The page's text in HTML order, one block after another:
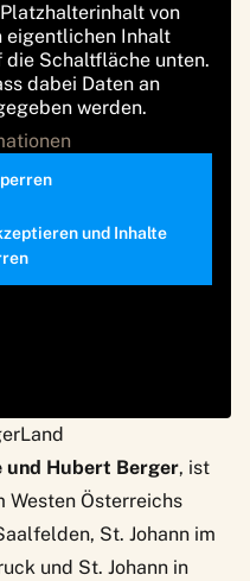
von
eigentlichen Inhalt
Schaltfläche unten.
dabei Daten an
werden.
und Inhalte
und Hubert Berger, ist
Westen Österreichs
St. Johann im
und St. Johann in